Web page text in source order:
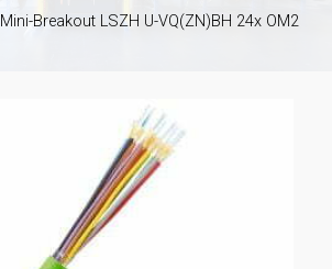
Mini-Breakout LSZH U-VQ(ZN)BH 24x OM2